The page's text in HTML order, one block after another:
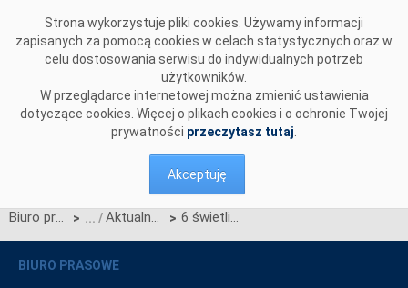
Strona wykorzystuje pliki cookies. Używamy informacji
zapisanych za pomocą cookies w celach statystycznych oraz w
celu dostosowania serwisu do indywidualnych potrzeb
użytkowników.
W przeglądarce internetowej można zmienić ustawienia
dotyczące cookies. Więcej o plikach cookies i o ochronie Twojej
prywatności przeczytasz tutaj
Akceptuję
Biuro prasowe > Aktualności > 6 świetlic środowiskowych w gminie Sulików z nowymi komputerami od Polskich Sieci Elektroenergetycznych
BIURO PRASOWE